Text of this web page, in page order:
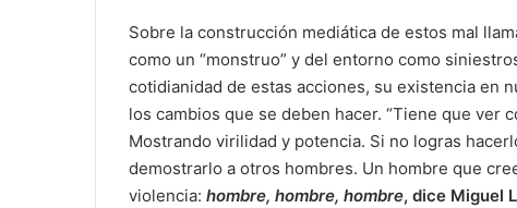
Sobre la construcción mediática de estos mal
como un “monstruo” y del entorno como
cotidianidad de estas acciones, su existencia en
los cambios que se deben hacer. “Tiene que ver
Mostrando virilidad y potencia. Si no logras
demostrarlo a otros hombres. Un hombre que
violencia: hombre, hombre, hombre, dice Miguel